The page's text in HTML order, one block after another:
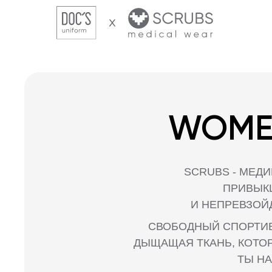
СВОБОДНЫЙ СПОРТИВНЫЙ
ТЫ
ПРИВЫКШИХ
И